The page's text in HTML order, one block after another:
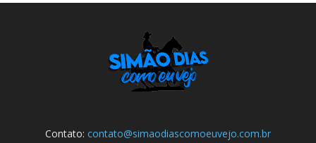
Contato: contato@simaodiascomoeuvejo.com.br